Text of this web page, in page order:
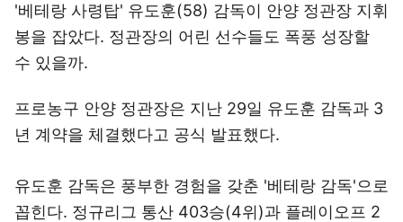
'베테랑 사령탑' 유도훈(58) 감독이 안양 정관장 지휘
봉을 잡았다. 정관장의 어린 선수들도 폭풍 성장할
수 있을까.
프로농구 안양 정관장은 지난 29일 유도훈 감독과 3
년 계약을 체결했다고 공식 발표했다.
유도훈 감독은 풍부한 경험을 갖춘 '베테랑 감독'으로
꼽힌다. 정규리그 통산 403승(4위)과 플레이오프 2